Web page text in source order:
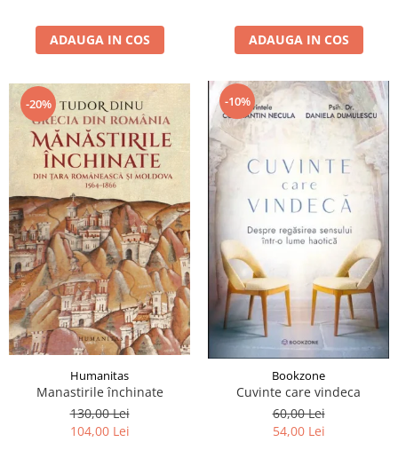
ADAUGA IN COS ADAUGA IN COS
-20%
Humanitas
Manastirile închinate
130,00 Lei
104,00 Lei
-10%
Bookzone
Cuvinte care vindeca
60,00 Lei
54,00 Lei